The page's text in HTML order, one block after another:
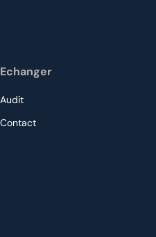
Echanger
Audit
Contact